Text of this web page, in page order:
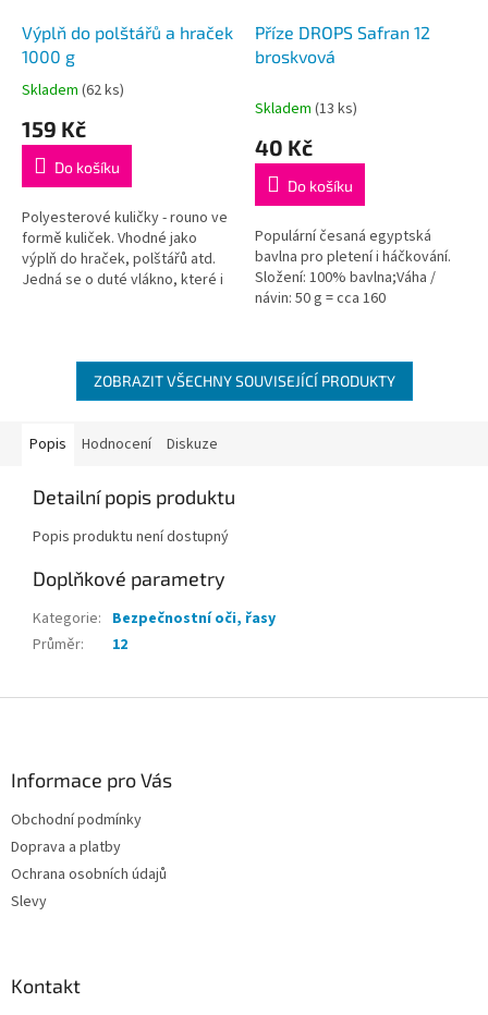
Výplň do polštářů a hraček
1000 g
Průměrné
produktu
5,0
5
hvězdiček.
Skladem (62 ks)
159 Kč
Do košíku
Polyesterové kuličky - rouno ve
formě kuliček. Vhodné jako
výplň do hraček, polštářů atd.
Jedná se o duté vlákno, které i
Příze DROPS Safran 12
broskvová
Skladem (13 ks)
40 Kč
Do košíku
Populární česaná egyptská
bavlna pro pletení i háčkování.
Složení: 100% bavlna;Váha /
návin: 50 g = cca 160
ZOBRAZIT VŠECHNY SOUVISEJÍCÍ PRODUKTY
Popis Hodnocení Diskuze
Detailní popis produktu
Popis produktu není dostupný
Doplňkové parametry
Kategorie: Bezpečnostní oči, řasy
Průměr: 12
Informace pro Vás
Obchodní podmínky
Doprava a platby
Ochrana osobních údajů
Slevy
Kontakt